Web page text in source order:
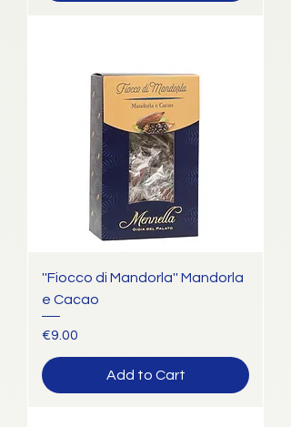
''Fiocco di Mandorla'' Mandorla
e Cacao
Price
€9.00
Add to Cart